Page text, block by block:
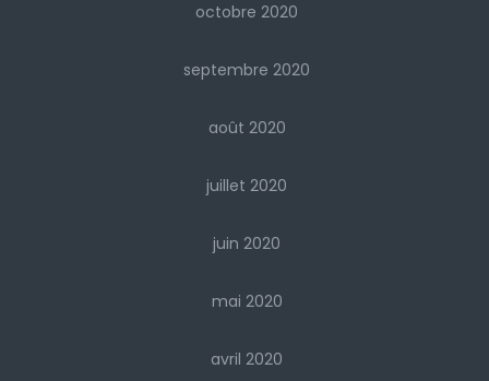
octobre 2020
septembre 2020
août 2020
juillet 2020
juin 2020
mai 2020
avril 2020